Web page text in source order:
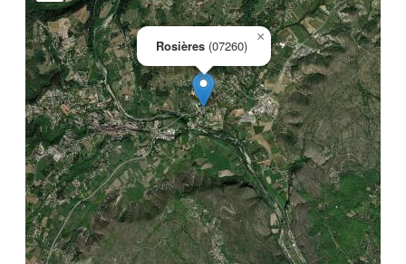
Rosières (07260)
×